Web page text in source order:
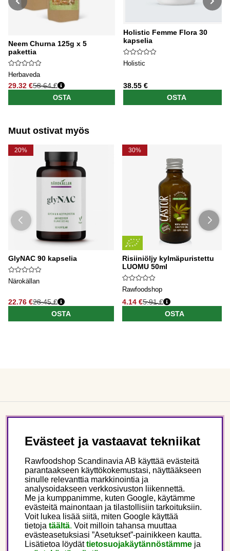
Neem Churna 125g x 5
pakettia
Herbaveda
29.32 €
Normaali hinta
58.64 €
OSTA
Holistic Femme Flora 30
kapselia
Holistic
38.55 €
OSTA
Muut ostivat myös
20%
GlyNAC 90 kapselia
Närokällan
22.76 €28.45 €
OSTA
30%
Risiiniöljy kylmäpuristettu
LUOMU 50ml
Rawfoodshop
4.14 €5.91 €
OSTA
Seuraa meitä
Tämä on Rawfoodshop
Finland
Evästeet ja vastaavat tekniikat
Rawfoodshop Scandinavia AB käyttää evästeitä
parantaakseen käyttökokemustasi, näyttääkseen
sinulle relevanttia markkinointia ja
analysoidakseen verkkosivuston liikennettä.
Me ja kumppanimme, kuten Google, käytämme
evästeitä mainontaan ja tilastollisiin tarkoituksiin.
Voit lukea lisää siitä, miten Google käyttää
tietoja täältä. Voit milloin tahansa muuttaa
evästeasetuksiasi ”Asetukset”-painikkeen kautta.
Lisätietoa löydättietosuojakäytännöstämme ja